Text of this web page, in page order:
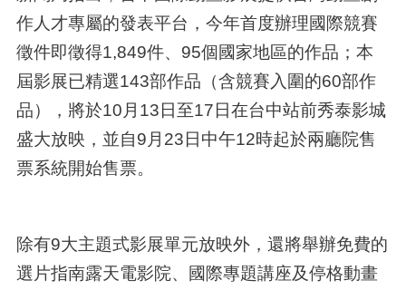
作人才專屬的發表平台，今年首度辦理國際競賽
徵件即徵得1,849件、95個國家地區的作品；本
屆影展已精選143部作品（含競賽入圍的60部作
品），將於10月13日至17日在台中站前秀泰影城
盛大放映，並自9月23日中午12時起於兩廳院售
票系統開始售票。
除有9大主題式影展單元放映外，還將舉辦免費的
選片指南露天電影院、國際專題講座及停格動畫